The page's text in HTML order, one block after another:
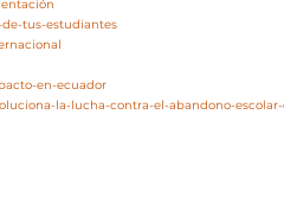
de-tus-estudiantes
en-ecuador
la-lucha-contra-el-abandono-